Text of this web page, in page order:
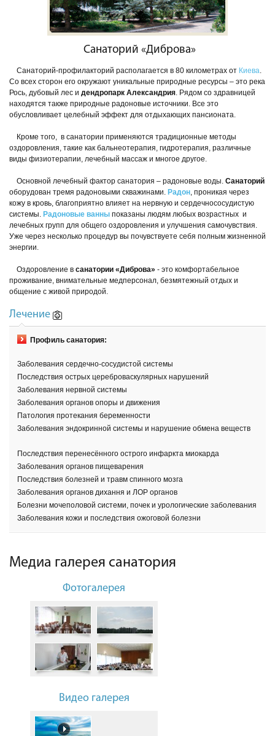
Санаторий «Диброва»
Санаторий-профилакторий располагается в 80 километрах от Киева.
Со всех сторон его окружают уникальные природные ресурсы – это река
Рось, дубовый лес и дендропарк Александрия. Рядом со здравницей
находятся также природные радоновые источники. Все это
обусловливает целебный эффект для отдыхающих пансионата.
Кроме того, в санатории применяются традиционные методы
оздоровления, такие как бальнеотерапия, гидротерапия, различные
виды физиотерапии, лечебный массаж и многое другое.
Основной лечебный фактор санатория – радоновые воды. Санаторий
оборудован тремя радоновыми скважинами. Радон, проникая через
кожу в кровь, благоприятно влияет на нервную и сердечнососудистую
системы. Радоновые ванны показаны людям любых возрастных и
лечебных групп для общего оздоровления и улучшения самочувствия.
Уже через несколько процедур вы почувствуете себя полным жизненной
энергии.
Оздоровление в санатории «Диброва» - это комфортабельное
проживание, внимательные медперсонал, безмятежный отдых и
общение с живой природой.
Лечение
Профиль санатория:
Заболевания сердечно-сосудистой системы
Последствия острых цереброваскулярных нарушений
Заболевания нервной системы
Заболевания органов опоры и движения
Патология протекания беременности
Заболевания эндокринной системы и нарушение обмена веществ
Последствия перенесённого острого инфаркта миокарда
Заболевания органов пищеварения
Последствия болезней и травм спинного мозга
Заболевания органов дихання и ЛОР органов
Болезни мочеполовой системи, почек и урологические заболевания
Заболевания кожи и последствия ожоговой болезни
Медиа галерея санатория
Фотогалерея
Видео галерея